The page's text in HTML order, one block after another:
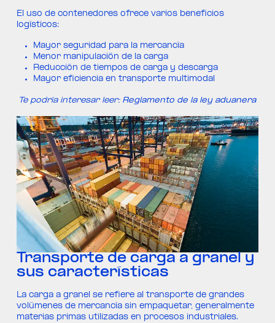
El uso de contenedores ofrece varios beneficios
logísticos:
Mayor seguridad para la mercancía
Menor manipulación de la carga
Reducción de tiempos de carga y descarga
Mayor eficiencia en transporte multimodal
Te podría interesar leer: Reglamento de la ley aduanera
Transporte de carga a granel y
sus características
La carga a granel se refiere al transporte de grandes
volúmenes de mercancía sin empaquetar, generalmente
materias primas utilizadas en procesos industriales.